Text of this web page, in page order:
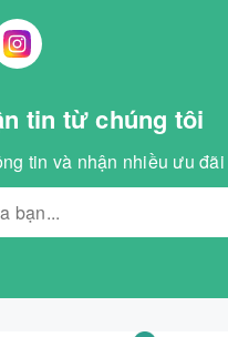
tin từ chúng tôi
tin và nhận nhiều ưu